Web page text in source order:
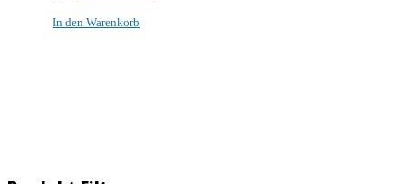
In den Warenkorb